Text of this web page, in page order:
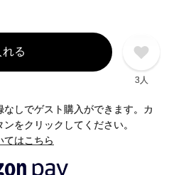
る
3人
しでゲスト購入ができます。カ
をクリックしてください。
はこちら